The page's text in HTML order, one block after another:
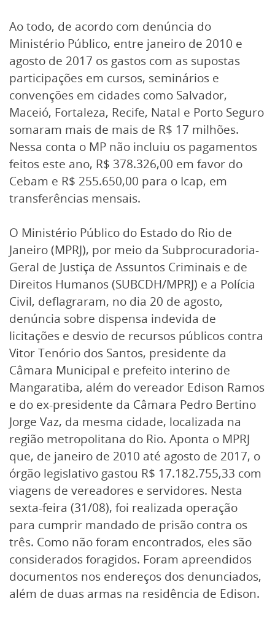
Ao todo, de acordo com denúncia do
Ministério Público, entre janeiro de 2010 e
agosto de 2017 os gastos com as supostas
participações em cursos, seminários e
convenções em cidades como Salvador,
Maceió, Fortaleza, Recife, Natal e Porto Seguro
somaram mais de mais de R$ 17 milhões.
Nessa conta o MP não incluiu os pagamentos
feitos este ano, R$ 378.326,00 em favor do
Cebam e R$ 255.650,00 para o Icap, em
transferências mensais.
O Ministério Público do Estado do Rio de
Janeiro (MPRJ), por meio da Subprocuradoria-
Geral de Justiça de Assuntos Criminais e de
Direitos Humanos (SUBCDH/MPRJ) e a Polícia
Civil, deflagraram, no dia 20 de agosto,
denúncia sobre dispensa indevida de
licitações e desvio de recursos públicos contra
Vitor Tenório dos Santos, presidente da
Câmara Municipal e prefeito interino de
Mangaratiba, além do vereador Edison Ramos
e do ex-presidente da Câmara Pedro Bertino
Jorge Vaz, da mesma cidade, localizada na
região metropolitana do Rio. Aponta o MPRJ
que, de janeiro de 2010 até agosto de 2017, o
órgão legislativo gastou R$ 17.182.755,33 com
viagens de vereadores e servidores. Nesta
sexta-feira (31/08), foi realizada operação
para cumprir mandado de prisão contra os
três. Como não foram encontrados, eles são
considerados foragidos. Foram apreendidos
documentos nos endereços dos denunciados,
além de duas armas na residência de Edison.